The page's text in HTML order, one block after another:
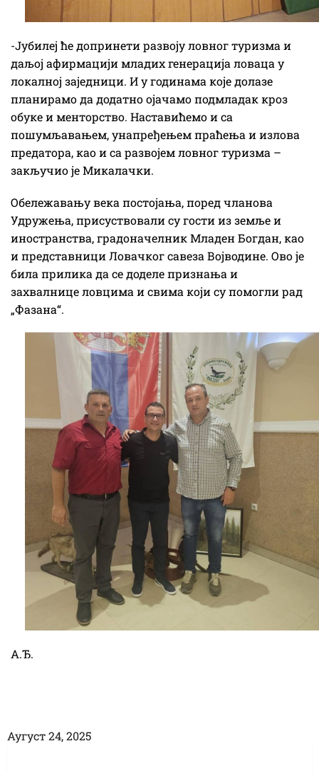
-Јубилеј ће допринети развоју ловног туризма и
даљој афирмацији младих генерација ловаца у
локалној заједници. И у годинама које долазе
планирамо да додатно ојачамо подмладак кроз
обуке и менторство. Наставићемо и са
пошумљавањем, унапређењем праћења и излова
предатора, као и са развојем ловног туризма –
закључио је Микалачки.
Обележавању века постојања, поред чланова
Удружења, присуствовали су гости из земље и
иностранства, градоначелник Младен Богдан, као
и представници Ловачког савеза Војводине. Ово је
била прилика да се доделе признања и
захвалнице ловцима и свима који су помогли рад
„Фазана“.
А.Ђ.
Аугуст 24, 2025